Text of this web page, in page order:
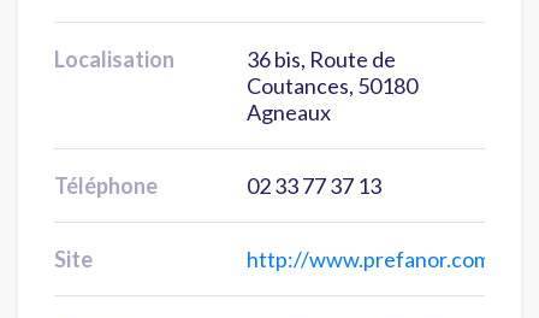
Localisation
36 bis, Route de
Coutances, 50180
Agneaux
Téléphone 02 33 77 37 13
Site http://www.prefanor.com/